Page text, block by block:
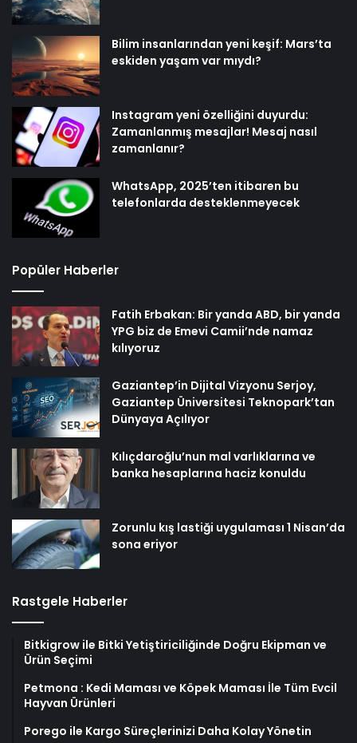
Bilim insanlarından yeni keşif: Mars’ta
eskiden yaşam var mıydı?
Instagram yeni özelliğini duyurdu:
Zamanlanmış mesajlar! Mesaj nasıl
zamanlanır?
WhatsApp, 2025’ten itibaren bu
telefonlarda desteklenmeyecek
Popüler Haberler
Fatih Erbakan: Bir yanda ABD, bir yanda
YPG biz de Emevi Camii’nde namaz
kılıyoruz
Gaziantep’in Dijital Vizyonu Serjoy,
Gaziantep Üniversitesi Teknopark’tan
Dünyaya Açılıyor
Kılıçdaroğlu’nun mal varlıklarına ve
banka hesaplarına haciz konuldu
Zorunlu kış lastiği uygulaması 1 Nisan’da
sona eriyor
Rastgele Haberler
Bitkigrow ile Bitki Yetiştiriciliğinde Doğru Ekipman ve
Ürün Seçimi
Petmona : Kedi Maması ve Köpek Maması İle Tüm Evcil
Hayvan Ürünleri
Porego ile Kargo Süreçlerinizi Daha Kolay Yönetin